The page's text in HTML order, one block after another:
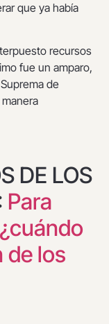
que ya había
recursos
fue un amparo,
de
DE LOS
Para
de los